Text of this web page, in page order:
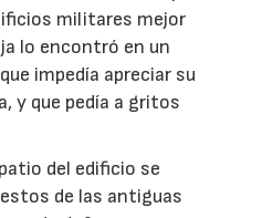
militares mejor
lo encontró en un
impedía apreciar su
y que pedía a gritos
del edificio se
de las antiguas